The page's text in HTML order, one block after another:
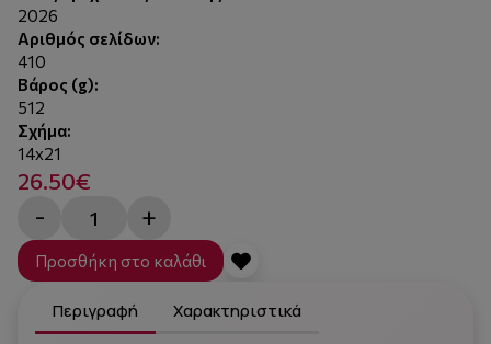
2026
Αριθμός σελίδων:
410
Βάρος (g):
512
Σχήμα:
14x21
26.50€
- +
Προσθήκη στο καλάθι
Περιγραφή Χαρακτηριστικά